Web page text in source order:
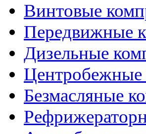
Винтовые
Передвижные
Дизельные
Центробежные
Безмасляные